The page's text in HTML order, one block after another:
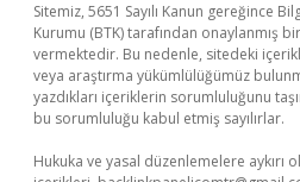
Sitemiz, 5651 Sayılı Kanun gereğince
Kurumu (BTK) tarafından onaylanmış
vermektedir. Bu nedenle, sitedeki
veya araştırma yükümlülüğümüz
yazdıkları içeriklerin sorumluluğunu
bu sorumluluğu kabul etmiş sayılırlar.
Hukuka ve yasal düzenlemelere aykırı